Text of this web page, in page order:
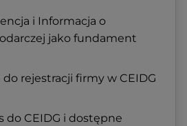
i Informacja o
jako fundament
rejestracji firmy w CEIDG
do CEIDG i dostępne